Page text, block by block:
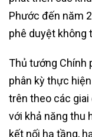
Phước đến năm
phê duyệt không
Thủ tướng Chính
phân kỳ thực
trên theo các
với khả năng thu
kết nối hạ tầng,